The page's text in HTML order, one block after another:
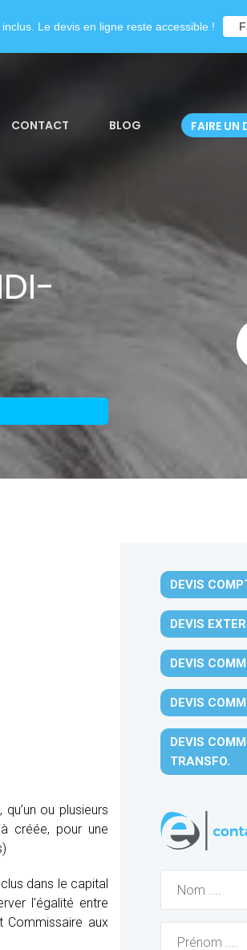
CONTACT BLOG FAIRE UN
ou plusieurs
créée, pour une
dans le capital
l’égalité entre
Commissaire aux
DEVIS
DEVIS
DEVIS
DEVIS
DEVIS
TRANSFO.
Le devis en ligne reste accessible !